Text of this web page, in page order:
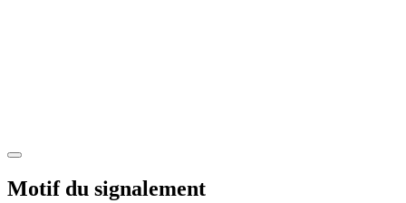
Motif du signalement